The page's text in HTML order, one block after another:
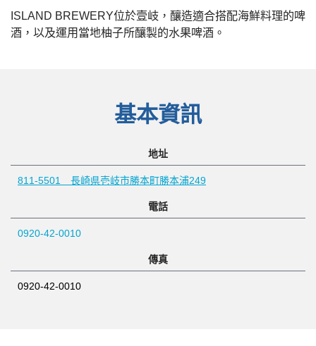
ISLAND BREWERY位於壹岐，釀造適合搭配海鮮料理的啤
酒，以及運用當地柚子所釀製的水果啤酒。
基本資訊
地址
811-5501 長崎県壱岐市勝本町勝本浦249
電話
0920-42-0010
傳真
0920-42-0010